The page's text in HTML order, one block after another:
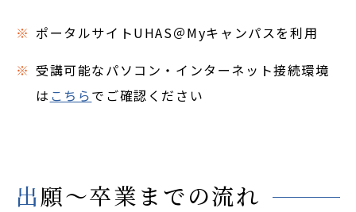
卒業生の方
ポータルサイトUHAS＠Myキャンパスを利用
受講可能なパソコン・インターネット接続環境
は こちらでご確認ください
出願～卒業までの流れ